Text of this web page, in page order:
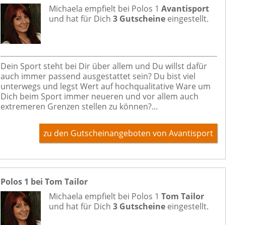
Michaela empfielt bei Polos 1 Avantisport
und hat für Dich 3 Gutscheineeingestellt.
Dein Sport steht bei Dir über allem und Du willst dafür
auch immer passend ausgestattet sein? Du bist viel
unterwegs und legst Wert auf hochqualitative Ware um
Dich beim Sport immer neueren und vor allem auch
extremeren Grenzen stellen zu können?...
zu den Gutscheinangeboten von Avantisport
Polos 1 bei Tom Tailor
Michaela empfielt bei Polos 1 Tom Tailor
und hat für Dich 3 Gutscheineeingestellt.